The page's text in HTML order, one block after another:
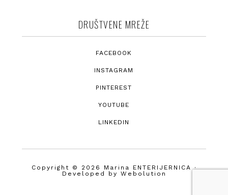
DRUŠTVENE MREŽE
FACEBOOK
INSTAGRAM
PINTEREST
YOUTUBE
LINKEDIN
Copyright © 2026 Marina ENTERIJERNICA ·
Developed by Webolution